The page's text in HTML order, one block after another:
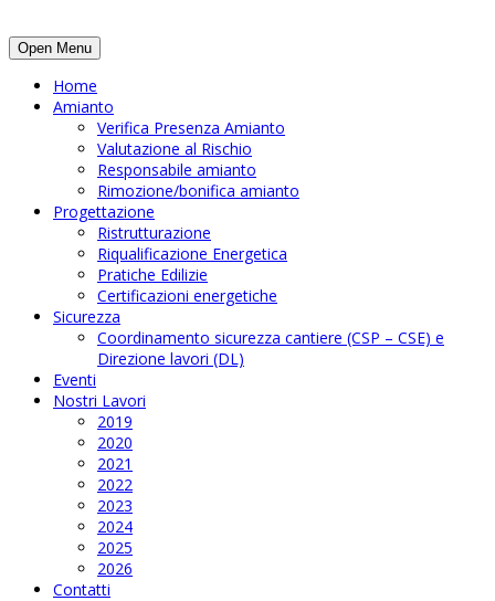
Open Menu
Home
Amianto
Verifica Presenza Amianto
Valutazione al Rischio
Responsabile amianto
Rimozione/bonifica amianto
Progettazione
Ristrutturazione
Riqualificazione Energetica
Pratiche Edilizie
Certificazioni energetiche
Sicurezza
Coordinamento sicurezza cantiere (CSP – CSE) e
Direzione lavori (DL)
Eventi
Nostri Lavori
2019
2020
2021
2022
2023
2024
2025
2026
Contatti